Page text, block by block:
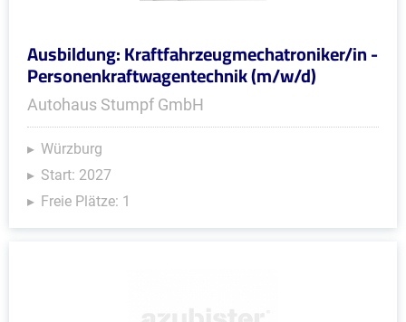
Ausbildung: Kraftfahrzeugmechatroniker/in -
Personenkraftwagentechnik (m/w/d)
Autohaus Stumpf GmbH
Würzburg
Start: 2027
Freie Plätze: 1